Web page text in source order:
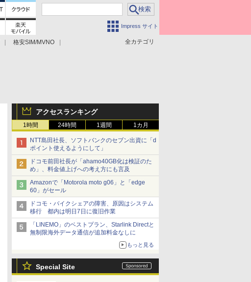
Impress サイト
全カテゴリ
格安SIM/MVNO
アクセスランキング
1時間 24時間 1週間 1カ月
NTT島田社長、ソフトバンクのセブン出資に「d
ポイント使えるようにして」
ドコモ前田社長が「ahamo40GB化は検証のた
め」、料金値上げへの考え方にも言及
Amazonで「Motorola moto g06」と「edge
60」がセール
ドコモ・バイクシェアの障害、原因はシステム
移行 都内は明日7日に復旧作業
「LINEMO」のベストプラン、Starlink Directと
無制限海外データ通信が追加料金なしに
もっと見る
Special Site